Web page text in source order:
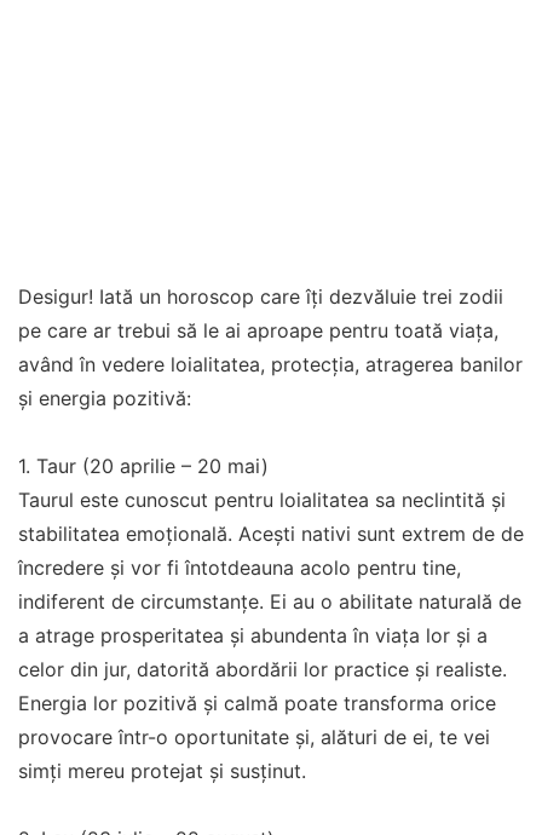
Desigur! Iată un horoscop care îți dezvăluie trei zodii
pe care ar trebui să le ai aproape pentru toată viața,
având în vedere loialitatea, protecția, atragerea banilor
și energia pozitivă:
1. Taur (20 aprilie – 20 mai)
Taurul este cunoscut pentru loialitatea sa neclintită și
stabilitatea emoțională. Acești nativi sunt extrem de de
încredere și vor fi întotdeauna acolo pentru tine,
indiferent de circumstanțe. Ei au o abilitate naturală de
a atrage prosperitatea și abundenta în viața lor și a
celor din jur, datorită abordării lor practice și realiste.
Energia lor pozitivă și calmă poate transforma orice
provocare într-o oportunitate și, alături de ei, te vei
simți mereu protejat și susținut.